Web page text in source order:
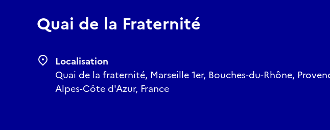
Quai de la Fraternité
Localisation
Quai de la fraternité, Marseille 1er, Bouches-du-Rhône,
Alpes-Côte d'Azur, France